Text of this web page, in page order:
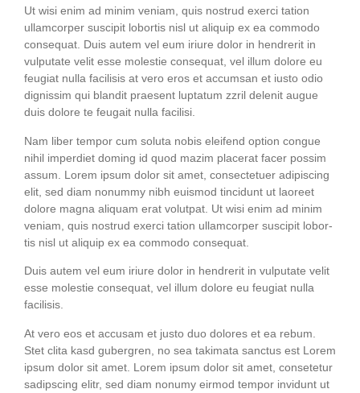
Ut wisi enim ad minim veniam, quis nostrud exer­ci tati­on
ullam­cor­per sus­ci­pit lob­or­tis nisl ut ali­quip ex ea com­mo­do
con­se­quat. Duis autem vel eum iri­ure dolor in hendre­rit in
vul­pu­ta­te velit esse moles­tie con­se­quat, vel illum dolo­re eu
feu­gi­at nulla faci­li­sis at vero eros et accum­san et ius­to odio
dig­nis­sim qui blan­dit prae­sent lupt­a­tum zzril dele­nit augue
duis dolo­re te feu­gait nulla facilisi.
Nam liber tem­por cum solu­ta nobis eleifend opti­on con­gue
nihil imper­diet dom­ing id quod mazim pla­ce­rat facer possim
assum. Lorem ipsum dolor sit amet, con­sec­te­tuer adi­pi­scing
elit, sed diam nonum­my nibh euis­mod tin­cidunt ut lao­reet
dolo­re magna ali­quam erat volut­pat. Ut wisi enim ad minim
veniam, quis nostrud exer­ci tati­on ullam­cor­per sus­ci­pit lob­or­
tis nisl ut ali­quip ex ea com­mo­do consequat.
Duis autem vel eum iri­ure dolor in hendre­rit in vul­pu­ta­te velit
esse moles­tie con­se­quat, vel illum dolo­re eu feu­gi­at nulla
facilisis.
At vero eos et accu­sam et jus­to duo dolo­res et ea rebum.
Stet cli­ta kasd guber­gren, no sea taki­ma­ta sanc­tus est Lorem
ipsum dolor sit amet. Lorem ipsum dolor sit amet, con­sete­tur
sadipscing elitr, sed diam nonumy eirm­od tem­por invidunt ut